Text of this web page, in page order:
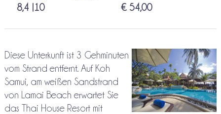
8,4 |10
€ 54,00
Diese Unterkunft ist 3 Gehminuten
vom Strand entfernt. Auf Koh
Samui, am weißen Sandstrand
von Lamai Beach erwartet Sie
das Thai House Resort mit